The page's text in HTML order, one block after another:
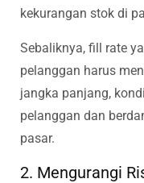
kekurangan stok di
Sebaliknya, fill rate
pelanggan harus
jangka panjang,
pelanggan dan
pasar.
2. Mengurangi